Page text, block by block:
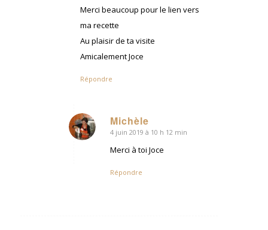
Merci beaucoup pour le lien vers
ma recette
Au plaisir de ta visite
Amicalement Joce
Répondre
Michèle
dit
4 juin 2019 à 10 h 12 min
Merci à toi Joce
Répondre